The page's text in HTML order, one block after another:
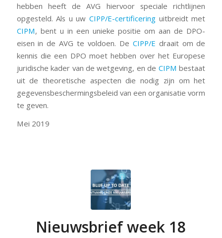
hebben heeft de AVG hiervoor speciale richtlijnen
opgesteld. Als u uwCIPP/E-certificering uitbreidt met
CIPM, bent u in een unieke positie om aan de DPO-
eisen in de AVG te voldoen. De CIPP/E draait om de
kennis die een DPO moet hebben over het Europese
juridische kader van de wetgeving, en de CIPM bestaat
uit de theoretische aspecten die nodig zijn om het
gegevensbeschermingsbeleid van een organisatie vorm
te geven.
Mei 2019
Nieuwsbrief week 18